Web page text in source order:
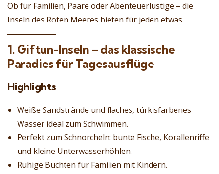
Ob für Familien, Paare oder Abenteuerlustige – die
Inseln des Roten Meeres bieten für jeden etwas.
1. Giftun-Inseln – das klassische
Paradies für Tagesausflüge
Highlights
Weiße Sandstrände und flaches, türkisfarbenes
Wasser ideal zum Schwimmen.
Perfekt zum Schnorcheln: bunte Fische, Korallenriffe
und kleine Unterwasserhöhlen.
Ruhige Buchten für Familien mit Kindern.